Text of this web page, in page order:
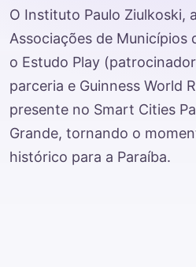
O Instituto Paulo Ziulkoski,
Associações de Municípios
o Estudo Play
parceria e Guinness World
presente no Smart Cities
Grande, tornando o
histórico para a Paraíba.